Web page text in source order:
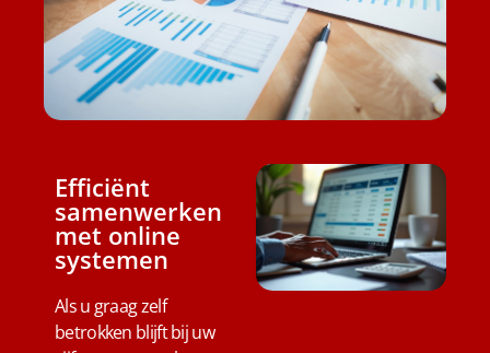
Efficiënt
samenwerken
met online
systemen
Als u graag zelf
betrokken blijft bij uw